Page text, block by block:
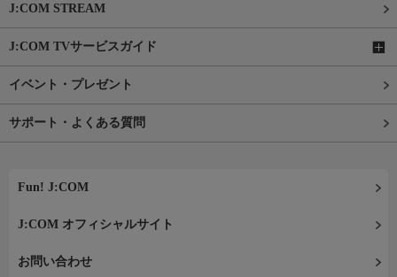
J:COM STREAM
J:COM TVサービスガイド
イベント・プレゼント
サポート・よくある質問
Fun! J:COM
J:COM オフィシャルサイト
お問い合わせ